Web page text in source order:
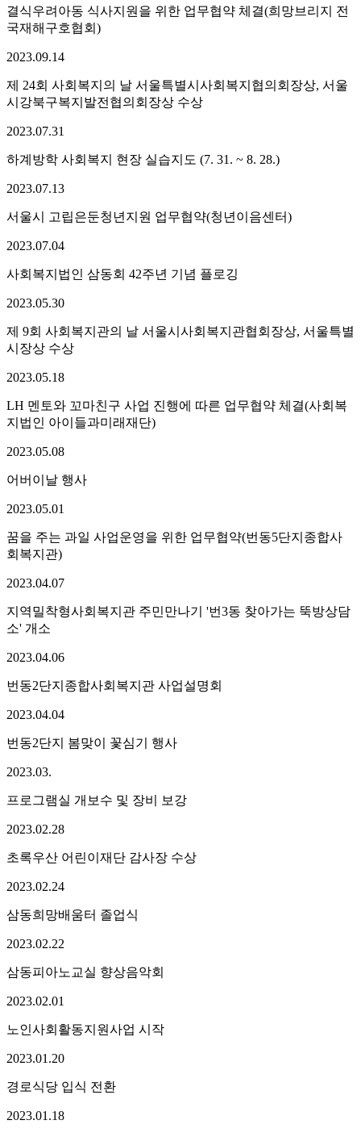
결식우려아동 식사지원을 위한 업무협약 체결(희망브리지 전
국재해구호협회)
2023.09.14
제 24회 사회복지의 날 서울특별시사회복지협의회장상, 서울
시강북구복지발전협의회장상 수상
2023.07.31
하계방학 사회복지 현장 실습지도 (7. 31. ~ 8. 28.)
2023.07.13
서울시 고립은둔청년지원 업무협약(청년이음센터)
2023.07.04
사회복지법인 삼동회 42주년 기념 플로깅
2023.05.30
제 9회 사회복지관의 날 서울시사회복지관협회장상, 서울특별
시장상 수상
2023.05.18
LH 멘토와 꼬마친구 사업 진행에 따른 업무협약 체결(사회복
지법인 아이들과미래재단)
2023.05.08
어버이날 행사
2023.05.01
꿈을 주는 과일 사업운영을 위한 업무협약(번동5단지종합사
회복지관)
2023.04.07
지역밀착형사회복지관 주민만나기 '번3동 찾아가는 뚝방상담
소' 개소
2023.04.06
번동2단지종합사회복지관 사업설명회
2023.04.04
번동2단지 봄맞이 꽃심기 행사
2023.03.
프로그램실 개보수 및 장비 보강
2023.02.28
초록우산 어린이재단 감사장 수상
2023.02.24
삼동희망배움터 졸업식
2023.02.22
삼동피아노교실 향상음악회
2023.02.01
노인사회활동지원사업 시작
2023.01.20
경로식당 입식 전환
2023.01.18